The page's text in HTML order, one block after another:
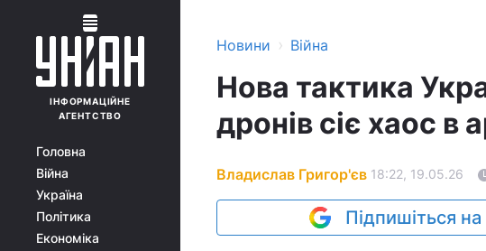
ІНФОРМАЦІЙНЕ
АГЕНТСТВО
Головна
Війна
Україна
Політика
Економіка
Новини › Війна
Нова тактика
дронів сіє хаос в
Владислав Григор'єв 18:22, 19.05.26
Підпишіться